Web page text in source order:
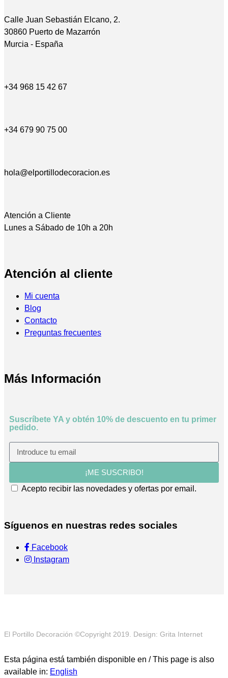
Calle Juan Sebastián Elcano, 2.
30860 Puerto de Mazarrón
Murcia - España
+34 968 15 42 67
+34 679 90 75 00
hola@elportillodecoracion.es
Atención a Cliente
Lunes a Sábado de 10h a 20h
Atención al cliente
Mi cuenta
Blog
Contacto
Preguntas frecuentes
Más Información
Suscríbete YA y obtén 10% de descuento en tu primer
pedido.
Acepto recibir las novedades y ofertas por email.
¡ME SUSCRIBO!
Síguenos en nuestras redes sociales
Facebook
Instagram
El Portillo Decoración ©Copyright 2019. Design: Grita Internet
Esta página está también disponible en / This page is also
available in: English